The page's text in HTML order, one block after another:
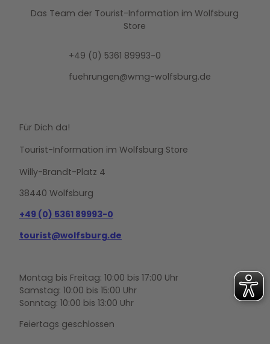
Das Team der Tourist-Information im Wolfsburg
Store
+49 (0) 5361 89993-0
fuehrungen@wmg-wolfsburg.de
Für Dich da!
Tourist-Information im Wolfsburg Store
Willy-Brandt-Platz 4
38440 Wolfsburg
+49 (0) 5361 89993-0
tourist@wolfsburg.de
Montag bis Freitag: 10:00 bis 17:00 Uhr
Samstag: 10:00 bis 15:00 Uhr
Sonntag: 10:00 bis 13:00 Uhr
Feiertags geschlossen